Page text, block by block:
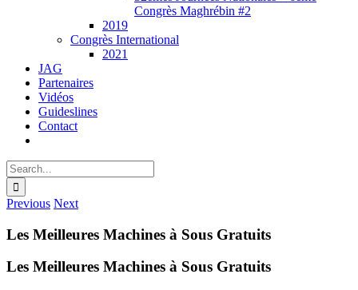
Congrès Maghrébin #2
2019
Congrès International
2021
JAG
Partenaires
Vidéos
Guideslines
Contact
Search
for:
Previous Next
Les Meilleures Machines à Sous Gratuits
Les Meilleures Machines à Sous Gratuits